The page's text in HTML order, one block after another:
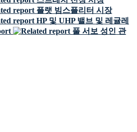
플랫 빔스플리터 시장
HP 및 UHP 밸브 및 레귤레
풀 서보 성인 관